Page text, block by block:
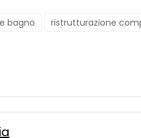
bagno
ristrutturazione